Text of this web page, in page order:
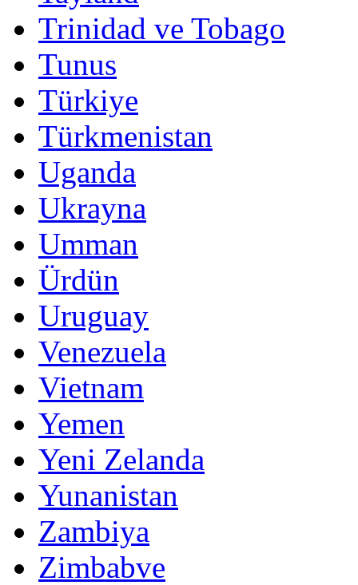
Trinidad ve Tobago
Tunus
Türkiye
Türkmenistan
Uganda
Ukrayna
Umman
Ürdün
Uruguay
Venezuela
Vietnam
Yemen
Yeni Zelanda
Yunanistan
Zambiya
Zimbabve